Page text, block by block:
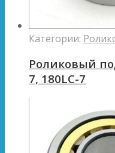
Категории:
Роликовый
7, 180LC-7